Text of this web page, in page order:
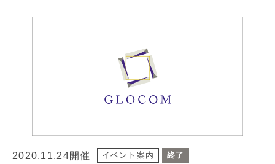
2020.11.24開催 イベント案内 終了